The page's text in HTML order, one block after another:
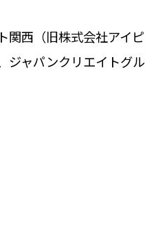
関西（旧株式会社アイピ
ジャパンクリエイトグル